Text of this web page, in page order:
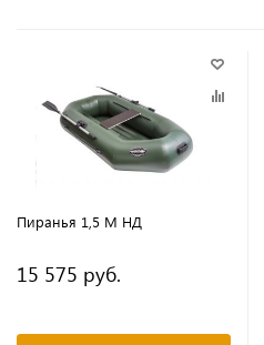
Пиранья 1,5 М НД
15 575 руб.